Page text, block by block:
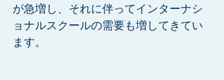
が急増し、それに伴ってインターナシ
ョナルスクールの需要も増してきてい
ます。